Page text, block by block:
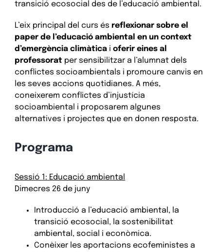
transició ecosocial des de l’educació ambiental.
L’eix principal del curs és reflexionar sobre el
paper de l’educació ambiental en un context
d’emergència climàticai oferir eines al
professoratper sensibilitzar a l’alumnat dels
conflictes socioambientals i promoure canvis en
les seves accions quotidianes. A més,
coneixerem conflictes d’injustícia
socioambiental i proposarem algunes
alternatives i projectes que en donen resposta.
Programa
Sessió 1: Educació ambiental
Dimecres 26 de juny
Introducció a l’educació ambiental, la
transició ecosocial, la sostenibilitat
ambiental, social i econòmica.
Conèixer les aportacions ecofeministes a